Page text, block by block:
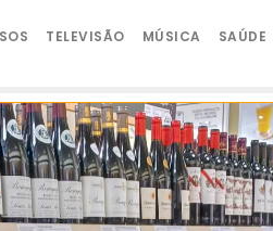
TELEVISÃO MÚSICA SAÚDE